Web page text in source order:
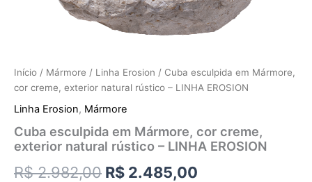
Início / Mármore / Linha Erosion / Cuba esculpida em Mármore,
cor creme, exterior natural rústico – LINHA EROSION
Linha Erosion, Mármore
Cuba esculpida em Mármore, cor creme,
exterior natural rústico – LINHA EROSION
R$2.982,00 R$ 2.485,00